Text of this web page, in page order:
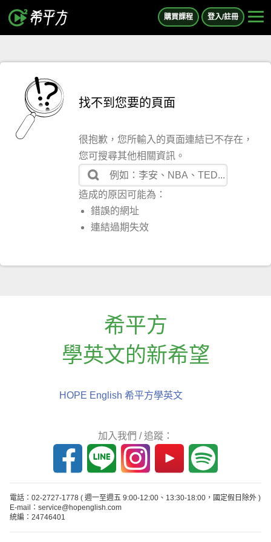
購買課程 登入/註冊
找不到您要的頁面
很抱歉，您所輸入的頁面連結已不存在，
您可搜尋其他相關資訊。
造成的原因可能為：
錯誤的網址
連結過期失效
希平方
學英文的新希望
HOPE English 希平方學英文
加入我們 / 追蹤：
電話：02-2727-1778 ( 週一至週五 9:00-12:00、13:30-18:00，國定假日除外 )
E-mail：service@hopenglish.com
統編：24746401